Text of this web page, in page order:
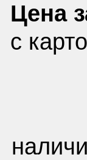
Цена
с